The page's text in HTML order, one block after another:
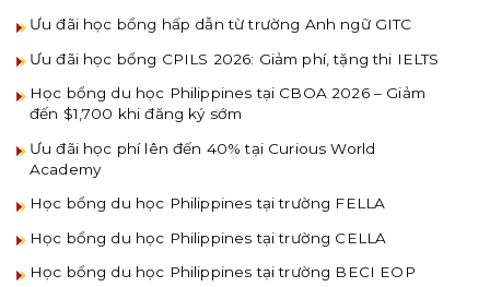
Ưu đãi học bổng hấp dẫn từ trường Anh ngữ GITC
Ưu đãi học bổng CPILS 2026: Giảm phí, tặng thi IELTS
Học bổng du học Philippines tại CBOA 2026 – Giảm
đến $1,700 khi đăng ký sớm
Ưu đãi học phí lên đến 40% tại Curious World
Academy
Học bổng du học Philippines tại trường FELLA
Học bổng du học Philippines tại trường CELLA
Học bổng du học Philippines tại trường BECI EOP